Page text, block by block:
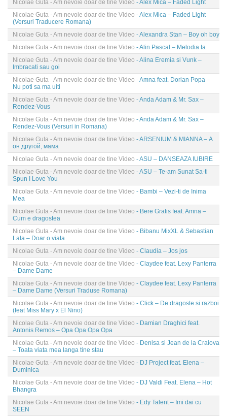
Nicolae Guta - Am nevoie doar de tine Video - Alex Mica – Faded Light
Nicolae Guta - Am nevoie doar de tine Video - Alex Mica – Faded Light
(Versuri Traducere Romana)
Nicolae Guta - Am nevoie doar de tine Video - Alexandra Stan – Boy oh boy
Nicolae Guta - Am nevoie doar de tine Video - Alin Pascal – Melodia ta
Nicolae Guta - Am nevoie doar de tine Video - Alina Eremia si Vunk –
Imbracati sau goi
Nicolae Guta - Am nevoie doar de tine Video - Amna feat. Dorian Popa –
Nu poti sa ma uiti
Nicolae Guta - Am nevoie doar de tine Video - Anda Adam & Mr. Sax –
Rendez-Vous
Nicolae Guta - Am nevoie doar de tine Video - Anda Adam & Mr. Sax –
Rendez-Vous (Versuri in Romana)
Nicolae Guta - Am nevoie doar de tine Video - ARSENIUM & MIANNA – А
он другой, мама
Nicolae Guta - Am nevoie doar de tine Video - ASU – DANSEAZA IUBIRE
Nicolae Guta - Am nevoie doar de tine Video - ASU – Te-am Sunat Sa-ti
Spun I Love You
Nicolae Guta - Am nevoie doar de tine Video - Bambi – Vezi-ti de Inima
Mea
Nicolae Guta - Am nevoie doar de tine Video - Bere Gratis feat. Amna –
Cum e dragostea
Nicolae Guta - Am nevoie doar de tine Video - Bibanu MixXL & Sebastian
Lala – Doar o viata
Nicolae Guta - Am nevoie doar de tine Video - Claudia – Jos jos
Nicolae Guta - Am nevoie doar de tine Video - Claydee feat. Lexy Panterra
– Dame Dame
Nicolae Guta - Am nevoie doar de tine Video - Claydee feat. Lexy Panterra
– Dame Dame (Versuri Traduse Romana)
Nicolae Guta - Am nevoie doar de tine Video - Click – De dragoste si razboi
(feat Miss Mary x El Nino)
Nicolae Guta - Am nevoie doar de tine Video - Damian Draghici feat.
Antonis Remos – Opa Opa Opa Opa
Nicolae Guta - Am nevoie doar de tine Video - Denisa si Jean de la Craiova
– Toata viata mea langa tine stau
Nicolae Guta - Am nevoie doar de tine Video - DJ Project feat. Elena –
Duminica
Nicolae Guta - Am nevoie doar de tine Video - DJ Valdi Feat. Elena – Hot
Bhangra
Nicolae Guta - Am nevoie doar de tine Video - Edy Talent – Imi dai cu
SEEN